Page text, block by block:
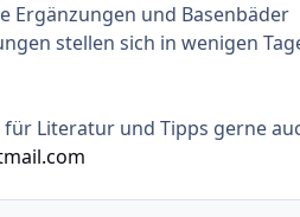
Ergänzungen und Basenbäder
stellen sich in wenigen
Literatur und Tipps gerne